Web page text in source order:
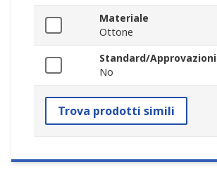
Materiale
Ottone
Standard/Approvazioni
No
Trova prodotti simili